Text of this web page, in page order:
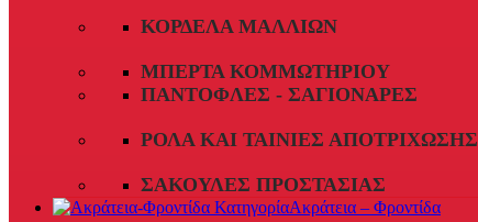
ΚΟΡΔΈΛΑ ΜΑΛΛΙΏΝ
ΜΠΈΡΤΑ ΚΟΜΜΩΤΗΡΊΟΥ
ΠΑΝΤΌΦΛΕΣ - ΣΑΓΙΟΝΆΡΕΣ
ΡΟΛΆ ΚΑΙ ΤΑΙΝΊΕΣ ΑΠΟΤΡΊΧΩΣΗΣ
ΣΑΚΟΎΛΕΣ ΠΡΟΣΤΑΣΊΑΣ
Ακράτεια – Φροντίδα